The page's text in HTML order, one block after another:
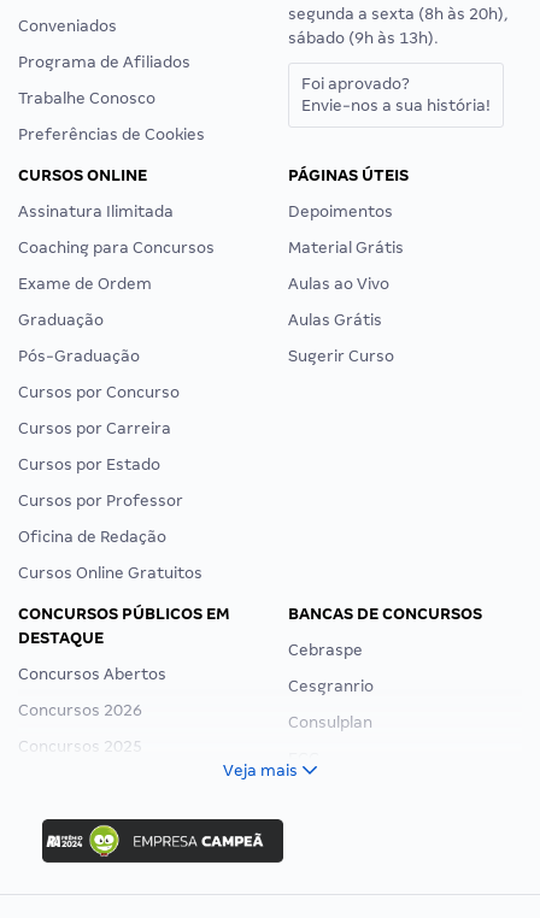
Conveniados
Programa de Afiliados
Trabalhe Conosco
Preferências de Cookies
segunda a sexta (8h às 20h),
sábado (9h às 13h).
Foi aprovado?
Envie-nos a sua história!
CURSOS ONLINE
Assinatura Ilimitada
Coaching para Concursos
Exame de Ordem
Graduação
Pós-Graduação
Cursos por Concurso
Cursos por Carreira
Cursos por Estado
Cursos por Professor
Oficina de Redação
Cursos Online Gratuitos
PÁGINAS ÚTEIS
Depoimentos
Material Grátis
Aulas ao Vivo
Aulas Grátis
Sugerir Curso
CONCURSOS PÚBLICOS EM
DESTAQUE
Concursos Abertos
Concursos 2026
Concursos 2025
Concurso Ibama
Concurso MPU
Editais publicados
BANCAS DE CONCURSOS
Cebraspe
Cesgranrio
Consulplan
Veja mais